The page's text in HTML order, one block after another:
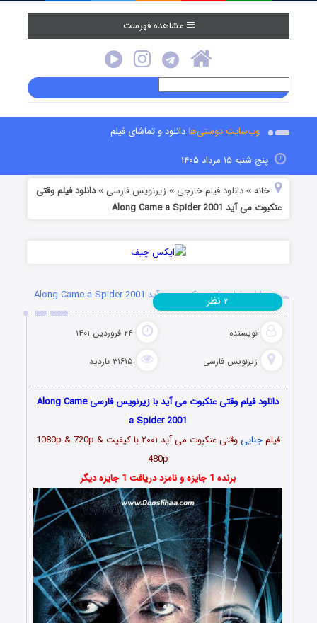
مشاهده فهرست
وب‌سایت دوستی‌هادانلود و تماشای فیلم
پنج شنبه ۱۵ مرداد ۱۴۰۵
خانه »دانلود فیلم خارجی » زیرنویس فارسی »دانلود فیلم وقتی
عنکبوت می آید Along Came a Spider 2001
دانلود فیلم وقتی عنکبوت می آید Along Came a Spider 2001
نویسنده ۲۴ فروردین ۱۴۰۱
زیرنویس فارسی ۳۱۶۱۵ بازدید
۲ نظر
دانلود فیلم وقتی عنکبوت می آید با زیرنویس فارسی Along Came
a Spider 2001
فیلمجنایی
وقتی عنکبوت می آید ۲۰۰۱ با کیفیت 1080p & 720p &
480p
برنده 1 جایزه و نامزد دریافت 1 جایزه دیگر